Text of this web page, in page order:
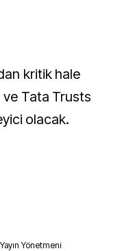
kritik hale
ve Tata Trusts
olacak.
Yönetmeni